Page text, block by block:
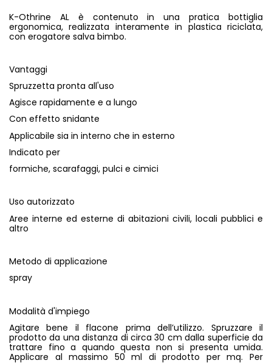
K-Othrine AL è contenuto in una pratica bottiglia
ergonomica, realizzata interamente in plastica riciclata,
con erogatore salva bimbo.
Vantaggi
Spruzzetta pronta all'uso
Agisce rapidamente e a lungo
Con effetto snidante
Applicabile sia in interno che in esterno
Indicato per
formiche, scarafaggi, pulci e cimici
Uso autorizzato
Aree interne ed esterne di abitazioni civili, locali pubblici e
altro
Metodo di applicazione
spray
Modalità d'impiego
Agitare bene il flacone prima dell’utilizzo. Spruzzare il
prodotto da una distanza di circa 30 cm dalla superficie da
trattare fino a quando questa non si presenta umida.
Applicare al massimo 50 ml di prodotto per mq. Per